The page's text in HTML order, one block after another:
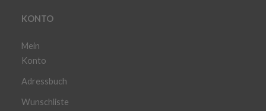
KONTO
Mein
Konto
Adressbuch
Wunschliste